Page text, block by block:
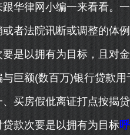
华律网小编一来看看。
者法院讯断或调整的体
是以拥有为目标，且对
巨额(数百万)银行贷款
买房假仳离证打点按揭
款次要是以拥有为目标